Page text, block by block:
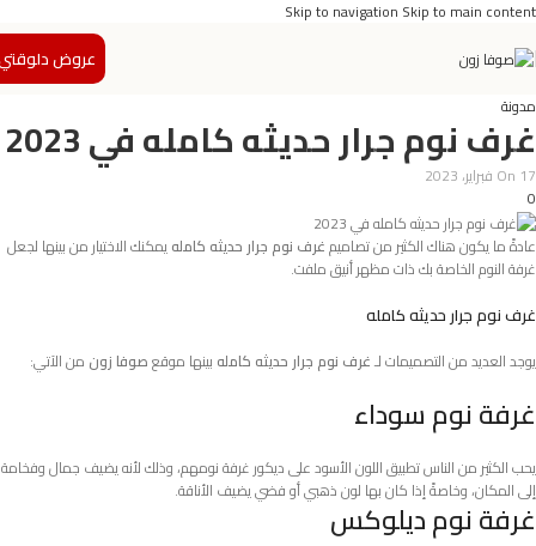
Skip to navigation Skip to main content
عروض
مدونة
غرف نوم جرار حديثه كامله في 2023
On 17 فبراير، 2023
0
عادةً ما يكون هناك الكثير من تصاميمغرف نوم جرار حديثه كامله يمكنك الاختيار من بينها لجعل
غرفة النوم الخاصة بك ذات مظهر أنيق ملفت.
غرف نوم جرار حديثه كامله
يوجد العديد من التصميمات لـغرف نوم جرار حديثه كامله بينها موقعصوفا زون من الآتي:
غرفة نوم سوداء
يحب الكثير من الناس تطبيق اللون الأسود على ديكور غرفة نومهم، وذلك لأنه يضيف جمال وفخامة
إلى المكان، وخاصةً إذا كان بها لون ذهبي أو فضي يضيف الأناقة.
غرفة نوم ديلوكس